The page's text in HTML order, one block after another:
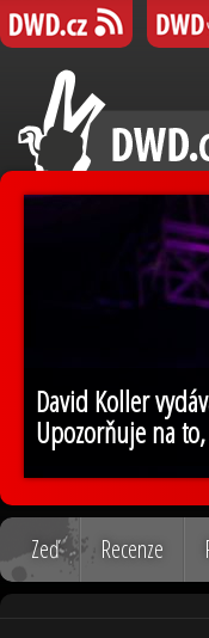
David Koller
Upozorňuje na
Zeď Recenze